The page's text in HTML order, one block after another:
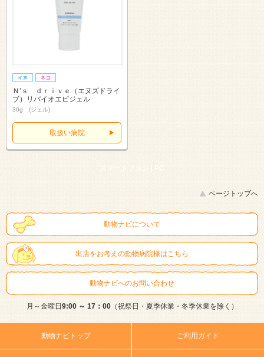
Ｎ’ｓ ｄｒｉｖｅ（エヌズドライ
ブ）リバイオエピジェル
30g (ジェル)
取扱い病院
スマートフォン | PC
ページトップへ
動物ナビについて
出店をお考えの動物病院様はこちら
動物ナビへのお問い合わせ
月～金曜日 9:00 ～ 17：00（祝祭日・夏季休業・冬季休業を除く）
動物ナビトップ ご利用ガイド